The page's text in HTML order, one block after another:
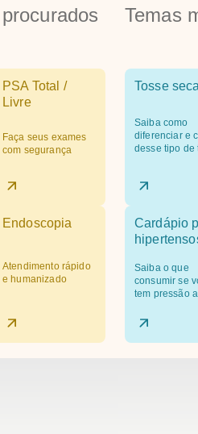
PSA Total /
Livre
Faça seus exames
com segurança
Endoscopia
Atendimento rápido
e humanizado
Temas
Tosse seca
Saiba como
diferenciar e
desse tipo de
Cardápio
Saiba o que
consumir se
tem pressão